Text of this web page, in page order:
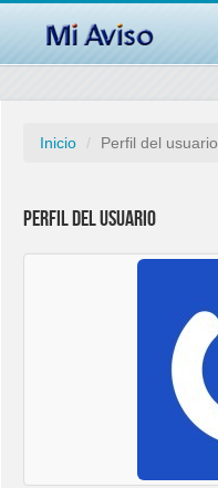
Inicio Perfil del usuario
Perfil del usuario